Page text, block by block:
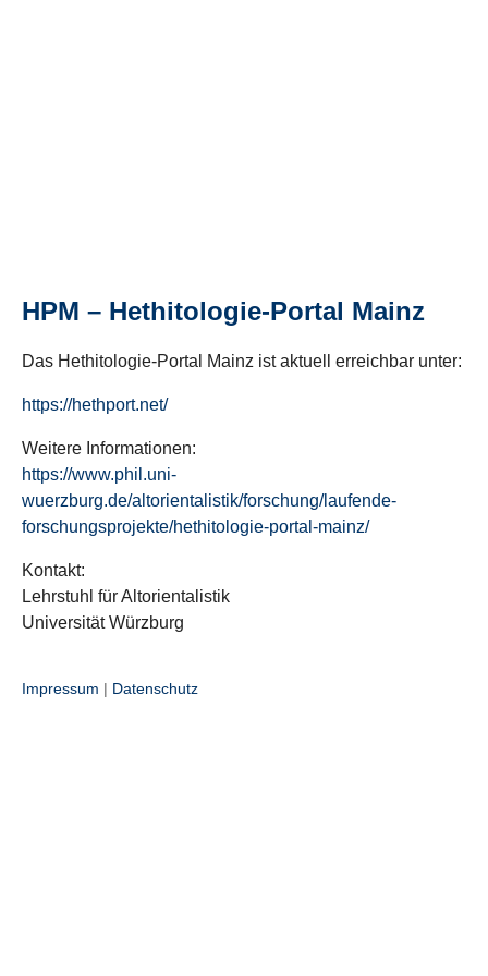
HPM – Hethitologie-Portal Mainz
Das Hethitologie-Portal Mainz ist aktuell erreichbar unter:
https://hethport.net/
Weitere Informationen:
https://www.phil.uni-
wuerzburg.de/altorientalistik/forschung/laufende-
forschungsprojekte/hethitologie-portal-mainz/
Kontakt:
Lehrstuhl für Altorientalistik
Universität Würzburg
Impressum | Datenschutz